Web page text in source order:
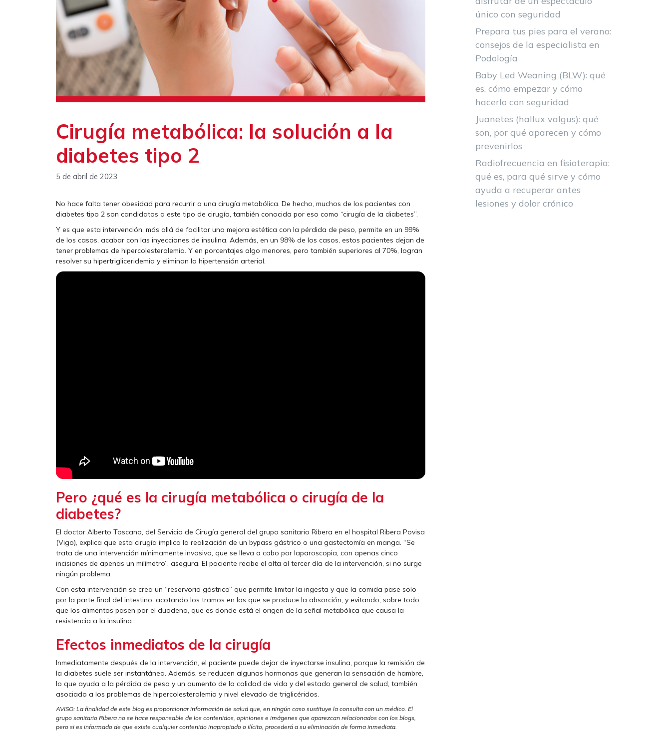
Cirugía metabólica: la solución a la
diabetes tipo 2
5 de abril de 2023
No hace falta tener obesidad para recurrir a una cirugía metabólica. De hecho, muchos de los pacientes con
diabetes tipo 2 son candidatos a este tipo de cirugía, también conocida por eso como “cirugía de la diabetes”.
Y es que esta intervención, más allá de facilitar una mejora estética con la pérdida de peso, permite en un 99%
de los casos, acabar con las inyecciones de insulina. Además, en un 98% de los casos, estos pacientes dejan de
tener problemas de hipercolesterolemia. Y en porcentajes algo menores, pero también superiores al 70%, logran
resolver su hipertrigliceridemia y eliminan la hipertensión arterial.
Pero ¿qué es la cirugía metabólica o cirugía de la
diabetes?
El doctor Alberto Toscano, del Servicio de Cirugía general del grupo sanitario Ribera en el hospital Ribera Povisa
(Vigo), explica que esta cirugía implica la realización de un bypass gástrico o una gastectomía en manga. “Se
trata de una intervención mínimamente invasiva, que se lleva a cabo por laparoscopia, con apenas cinco
incisiones de apenas un milímetro”, asegura. El paciente recibe el alta al tercer día de la intervención, si no surge
ningún problema.
Con esta intervención se crea un “reservorio gástrico” que permite limitar la ingesta y que la comida pase solo
por la parte final del intestino, acotando los tramos en los que se produce la absorción, y evitando, sobre todo
que los alimentos pasen por el duodeno, que es donde está el origen de la señal metabólica que causa la
resistencia a la insulina.
Efectos inmediatos de la cirugía
Inmediatamente después de la intervención, el paciente puede dejar de inyectarse insulina, porque la remisión de
la diabetes suele ser instantánea. Además, se reducen algunas hormonas que generan la sensación de hambre,
lo que ayuda a la pérdida de peso y un aumento de la calidad de vida y del estado general de salud, también
asociado a los problemas de hipercolesterolemia y nivel elevado de triglicéridos.
AVISO: La finalidad de este blog es proporcionar información de salud que, en ningún caso sustituye la consulta con un médico. El
grupo sanitario Ribera no se hace responsable de los contenidos, opiniones e imágenes que aparezcan relacionados con los blogs,
pero si es informado de que existe cualquier contenido inapropiado o ilícito, procederá a su eliminación de forma inmediata.
único con seguridad
Prepara tus pies para el verano:
consejos de la especialista en
Podología
Baby Led Weaning (BLW): qué
es, cómo empezar y cómo
hacerlo con seguridad
Juanetes (hallux valgus): qué
son, por qué aparecen y cómo
prevenirlos
Radiofrecuencia en fisioterapia:
qué es, para qué sirve y cómo
ayuda a recuperar antes
lesiones y dolor crónico